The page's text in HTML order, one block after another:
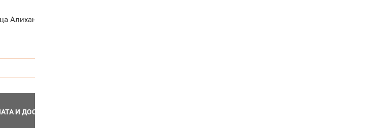
Алихана
И ДОСТАВКА